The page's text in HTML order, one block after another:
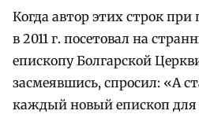
Когда автор этих строк
в 2011 г. посетовал на
епископу Болгарской
засмеявшись, спросил: «А
каждый новый епископ